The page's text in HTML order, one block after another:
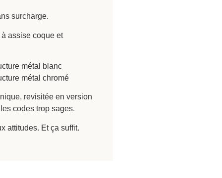
surcharge.
à assise coque et
métal blanc
métal chromé
revisitée en version
codes trop sages.
attitudes. Et ça suffit.